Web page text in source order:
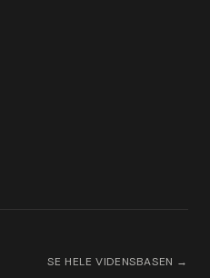
SE HELE VIDENSBASEN →